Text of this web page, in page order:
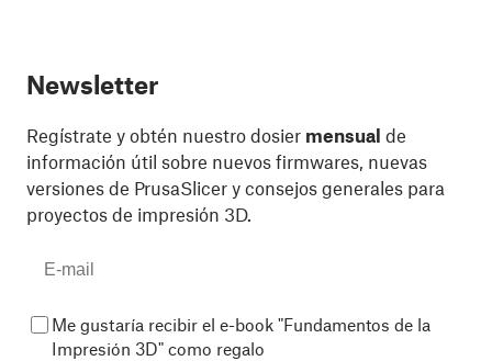
Newsletter
Regístrate y obtén nuestro dosier mensual de
información útil sobre nuevos firmwares, nuevas
versiones de PrusaSlicer y consejos generales para
proyectos de impresión 3D.
Me gustaría recibir el e-book "Fundamentos de la
Impresión 3D" como regalo